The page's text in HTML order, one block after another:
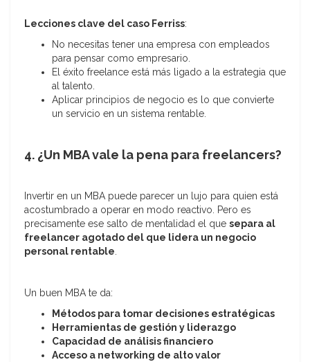
Lecciones clave del caso Ferriss:
No necesitas tener una empresa con empleados
para pensar como empresario.
El éxito freelance está más ligado a la estrategia que
al talento.
Aplicar principios de negocio es lo que convierte
un servicio en un sistema rentable.
4. ¿Un MBA vale la pena para freelancers?
Invertir en un MBA puede parecer un lujo para quien está
acostumbrado a operar en modo reactivo. Pero es
precisamente ese salto de mentalidad el que separa al
freelancer agotado del que lidera un negocio
personal rentable.
Un buen MBA te da:
Métodos para tomar decisiones estratégicas
Herramientas de gestión y liderazgo
Capacidad de análisis financiero
Acceso a networking de alto valor